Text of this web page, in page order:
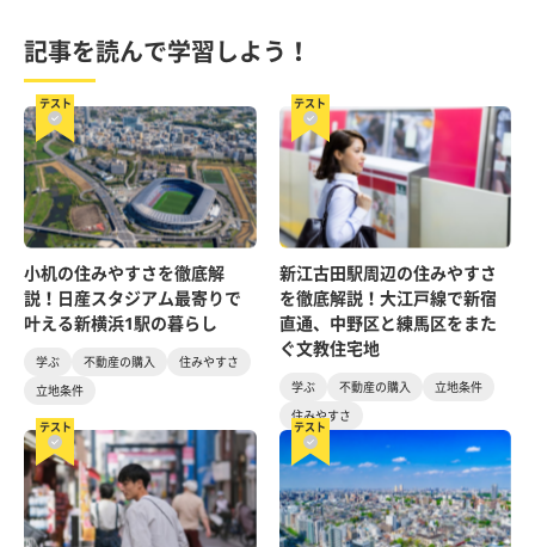
記事を読んで学習しよう！
テスト
小机の住みやすさを徹底解
説！日産スタジアム最寄りで
叶える新横浜1駅の暮らし
学ぶ 不動産の購入
住みやすさ
立地条件
テスト
新江古田駅周辺の住みやすさ
を徹底解説！大江戸線で新宿
直通、中野区と練馬区をまた
ぐ文教住宅地
学ぶ 不動産の購入
立地条件
住みやすさ
テスト テスト